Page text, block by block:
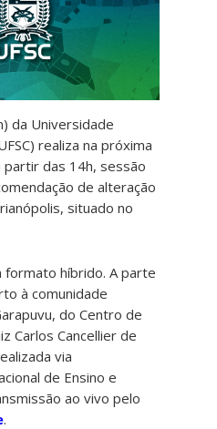
da Universidade
realiza na próxima
partir das 14h, sessão
de alteração
situado no
formato híbrido. A parte
à comunidade
do Centro de
Carlos Cancellier de
via
de Ensino e
ao vivo pelo
.